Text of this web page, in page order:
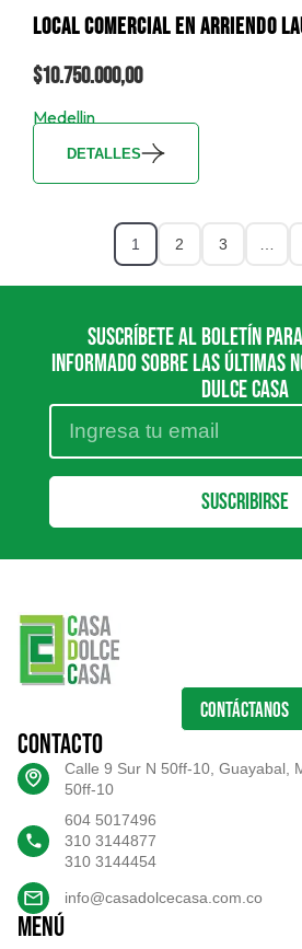
LOCAL COMERCIAL EN ARRIENDO
$10.750.000,00
Medellin
DETALLES
1 2 3
SUSCRÍBETE AL BOLETÍN
INFORMADO SOBRE LAS ÚLTIMAS
DULCE CASA
Suscribirse
CONTÁCTANOS
Contacto
Calle 9 Sur N 50ff-10, Guayabal,
50ff-10
604 5017496
310 3144877
310 3144454
info@casadolcecasa.com.co
Menú